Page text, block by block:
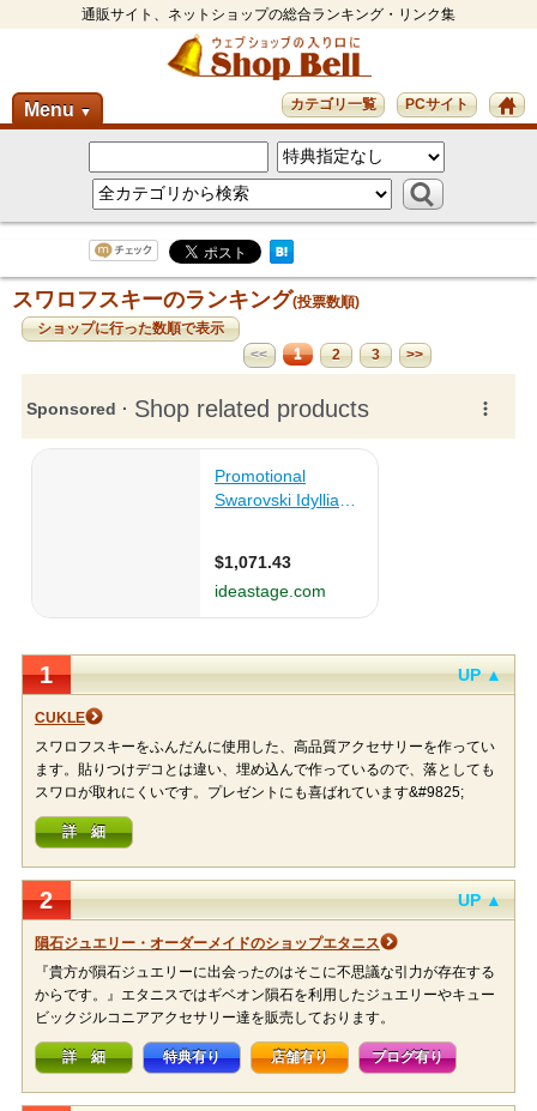
通販サイト、ネットショップの総合ランキング・リンク集
Menu ▼ PCサイト
カテゴリ一覧
スワロフスキーのランキング(投票数順)
ショップに行った数順で表示
<<
1 2 3 >>
1 UP ▲
CUKLE
スワロフスキーをふんだんに使用した、高品質アクセサリーを作ってい
ます。貼りつけデコとは違い、埋め込んで作っているので、落としても
スワロが取れにくいです。プレゼントにも喜ばれています&#9825;
詳 細
2 UP ▲
隕石ジュエリー・オーダーメイドのショップエタニス
『貴方が隕石ジュエリーに出会ったのはそこに不思議な引力が存在する
からです。』エタニスではギベオン隕石を利用したジュエリーやキュー
ビックジルコニアアクセサリー達を販売しております。
詳 細 特典有り 店舗有り ブログ有り